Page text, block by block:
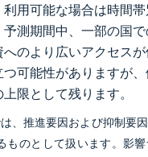
用可能な場合は時間
測期間中、一部の国
へのより広いアクセス
可能性がありますが
限として残ります。
、推進要因および抑制要
ものとして扱います。影